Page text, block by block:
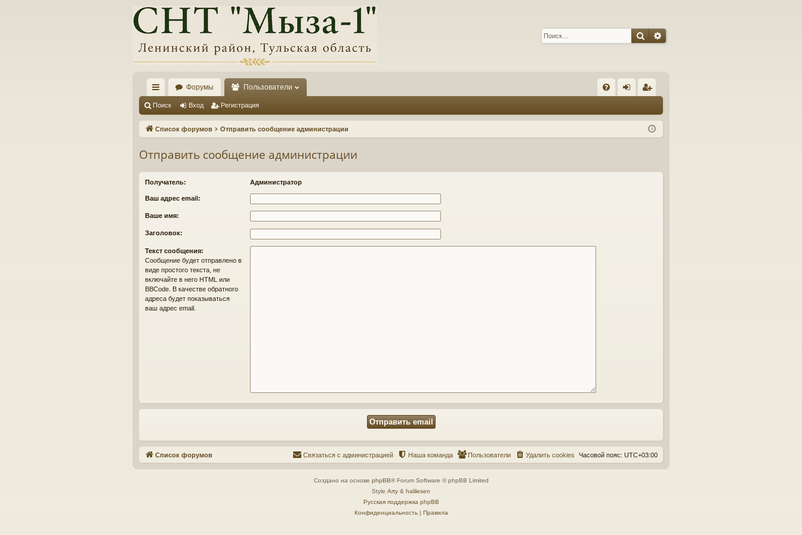
ПоискРасширенный поиск
с
ы
и
Форумы Пользователи
Q д ис
Поиск Вход Регистрация
Список форумов Отправить сообщение администрации
Отправить сообщение администрации
Получатель: Администратор
Ваш адрес email:
Ваше имя:
Заголовок:
Текст сообщения:
Сообщение будет отправлено в
виде простого текста, не
включайте в него HTML или
BBCode. В качестве обратного
адреса будет показываться
ваш адрес email.
Список форумов Часовой пояс: UTC+03:00
Удалить cookies
Пользователи
Наша команда
Связаться с администрацией
Создано на основе phpBB® Forum Software © phpBB Limited
Style Arty & halilesen
Русская поддержка phpBB
Конфиденциальность| Правила